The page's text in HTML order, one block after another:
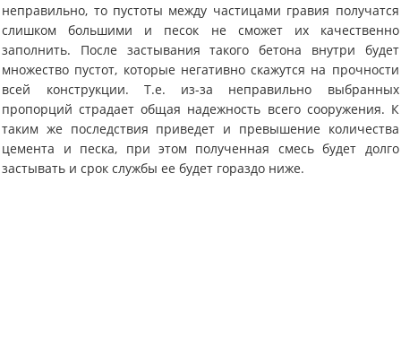
неправильно, то пустоты между частицами гравия получатся
слишком большими и песок не сможет их качественно
заполнить. После застывания такого бетона внутри будет
множество пустот, которые негативно скажутся на прочности
всей конструкции. Т.е. из-за неправильно выбранных
пропорций страдает общая надежность всего сооружения. К
таким же последствия приведет и превышение количества
цемента и песка, при этом полученная смесь будет долго
застывать и срок службы ее будет гораздо ниже.